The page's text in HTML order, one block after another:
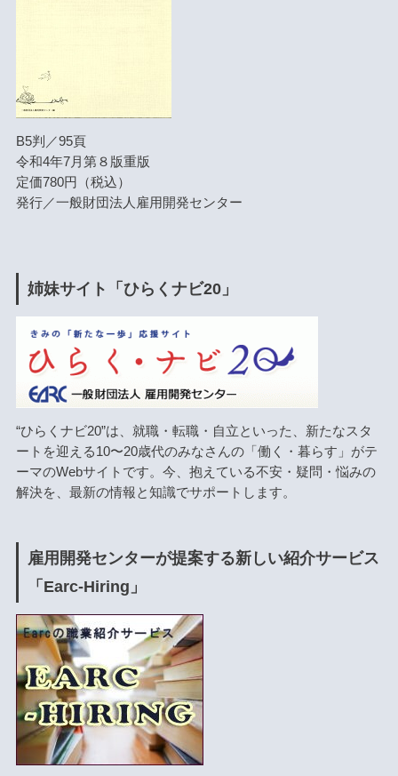
B5判／95頁
令和4年7月第８版重版
定価780円（税込）
発行／一般財団法人雇用開発センター
姉妹サイト「ひらくナビ20」
“ひらくナビ20”は、就職・転職・自立といった、新たなスタ
ートを迎える10〜20歳代のみなさんの「働く・暮らす」がテ
ーマのWebサイトです。今、抱えている不安・疑問・悩みの
解決を、最新の情報と知識でサポートします。
雇用開発センターが提案する新しい紹介サービス
「Earc-Hiring」